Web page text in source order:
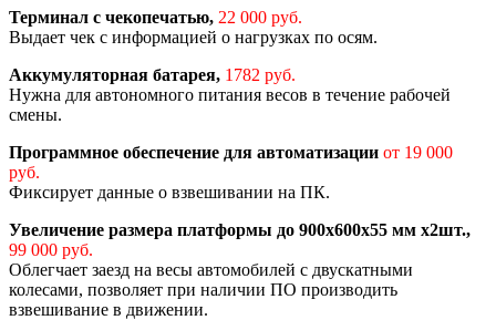
Терминал с чекопечатью, 22 000 руб.
Выдает чек с информацией о нагрузках по осям.
Аккумуляторная батарея, 1782 руб.
Нужна для автономного питания весов в течение рабочей
смены.
Программное обеспечение для автоматизации от 19 000
руб.
Фиксирует данные о взвешивании на ПК.
Увеличение размера платформы до 900х600х55 мм х2шт.,
99 000 руб.
Облегчает заезд на весы автомобилей с двускатными
колесами, позволяет при наличии ПО производить
взвешивание в движении.